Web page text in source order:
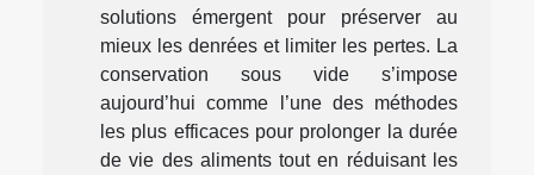
solutions émergent pour préserver au
mieux les denrées et limiter les pertes. La
conservation sous vide s’impose
aujourd’hui comme l’une des méthodes
les plus efficaces pour prolonger la durée
de vie des aliments tout en réduisant les